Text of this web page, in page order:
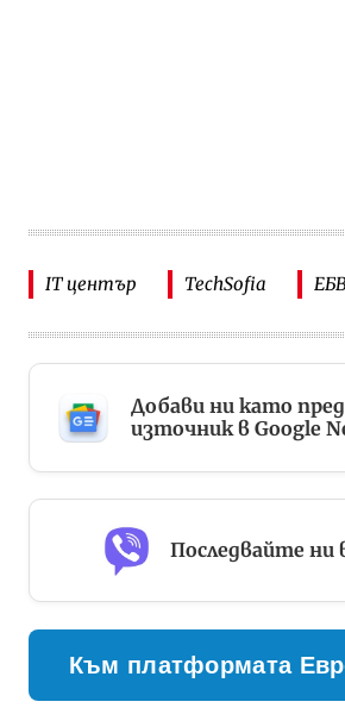
IT център TechSofia
Добави ни като
източник в Google
Последвайте ни
Към платформата